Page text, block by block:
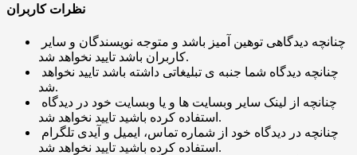
نظرات کاربران
کاربران باشد تایید نخواهد شد.
شد.
استفاده کرده باشید تایید نخواهد شد.
استفاده کرده باشید تایید نخواهد شد.